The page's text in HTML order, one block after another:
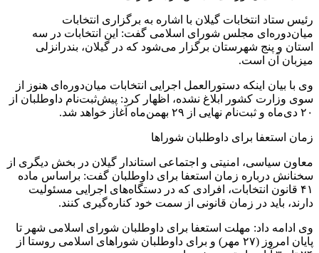
رئیس ستاد انتخابات گیلان با اشاره به برگزاری انتخابات
میان‌دوره‌ای مجلس شورای اسلامی گفت: این انتخابات در سه
استان و پنج شهرستان برگزار می‌شود که در گیلان، بندرانزلی
میزبان آن است.
وی با بیان اینکه دستورالعمل اجرایی انتخابات میان‌دوره‌ای هنوز از
سوی وزارت کشور ابلاغ نشده، اظهار کرد: پیش‌ثبت‌نام داوطلبان از
۲۰ دی‌ماه و ثبت‌نام نهایی از ۲۹ بهمن‌ماه آغاز خواهد شد.
زمان استعفا برای داوطلبان شوراها
معاون سیاسی، امنیتی و اجتماعی استاندار گیلان در بخش دیگری از
سخنانش درباره زمان استعفا برای داوطلبان گفت: براساس ماده
۴۱ قانون انتخابات، افرادی که در دستگاه‌های اجرایی مسئولیت
دارند، باید در زمان قانونی از سمت خود کناره‌گیری کنند.
وی ادامه داد: مهلت استعفا برای داوطلبان شورای اسلامی شهر تا
پایان امروز (۲۷ مهر) و برای داوطلبان شوراهای اسلامی روستا از